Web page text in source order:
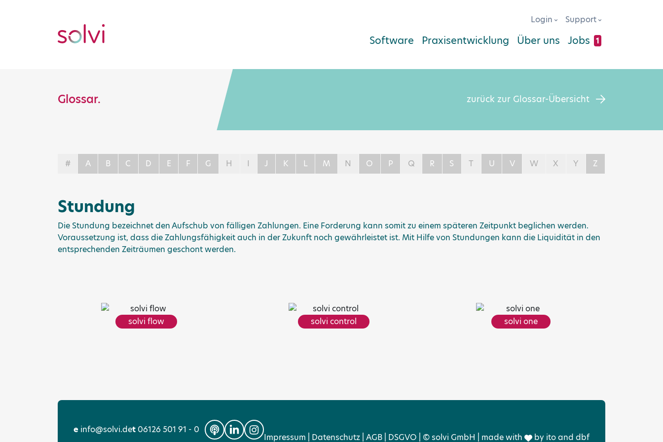
Software Praxisentwicklung Über uns Jobs 1
Login Support
Glossar. zurück zur Glossar-Übersicht
# A B C D E F G H I J K L M N O P Q R S T U V W X Y Z
Stundung
Die Stundung bezeichnet den Aufschub von fälligen Zahlungen. Eine Forderung kann somit zu einem späteren Zeitpunkt beglichen werden.
Voraussetzung ist, dass die Zahlungsfähigkeit auch in der Zukunft noch gewährleistet ist. Mit Hilfe von Stundungen kann die Liquidität in den
entsprechenden Zeiträumen geschont werden.
solvi flow solvi control solvi one
e info@solvi.det 06126 501 91 - 0
Impressum Datenschutz AGB DSGVO © solvi GmbH | made with by itoand dbf